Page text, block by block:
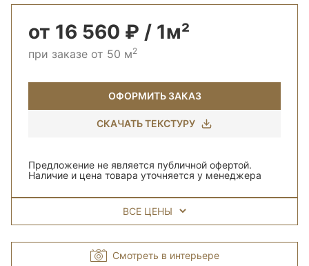
от 16 560 ₽ / 1м²
при заказе от 50 м2
ОФОРМИТЬ ЗАКАЗ
СКАЧАТЬ ТЕКСТУРУ
Предложение не является публичной офертой.
Наличие и цена товара уточняется у менеджера
ВСЕ ЦЕНЫ
Смотреть в интерьере